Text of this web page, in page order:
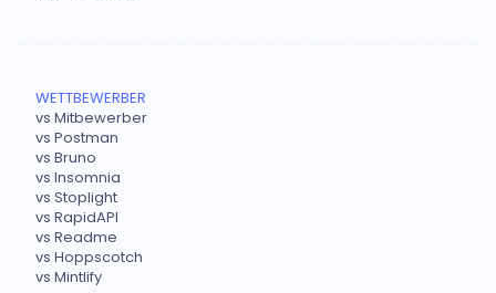
WETTBEWERBER
vs Mitbewerber
vs Postman
vs Bruno
vs Insomnia
vs Stoplight
vs RapidAPI
vs Readme
vs Hoppscotch
vs Mintlify